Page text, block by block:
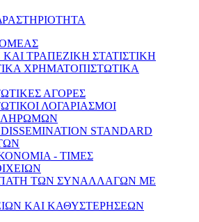
ΤΡΑΠΕΖΙΚΗ ΣΤΑΤΙΣΤΙΚΗ
ΧΡΗΜΑΤΟΠΙΣΤΩΤΙΚΑ
ΑΓΟΡΕΣ
ΛΟΓΑΡΙΑΣΜΟΙ
STANDARD
- ΤΙΜΕΣ
ΤΩΝ ΣΥΝΑΛΛΑΓΩΝ ΜΕ
ΚΑΙ ΚΑΘΥΣΤΕΡΗΣΕΩΝ